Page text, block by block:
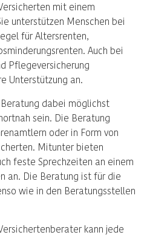
mit einem
unterstützen Menschen bei
für Altersrenten,
Auch bei
Pflegeversicherung
Unterstützung an.
dabei möglichst
sein. Die Beratung
oder in Form von
Mitunter bieten
feste Sprechzeiten an einem
an. Die Beratung ist für die
wie in den Beratungsstellen
kann jede